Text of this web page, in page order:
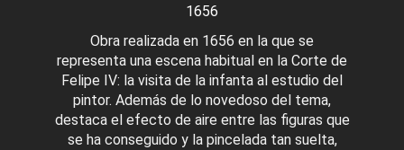
1656
Obra realizada en 1656 en la que se
representa una escena habitual en la Corte de
Felipe IV: la visita de la infanta al estudio del
pintor. Además de lo novedoso del tema,
destaca el efecto de aire entre las figuras que
se ha conseguido y la pincelada tan suelta,